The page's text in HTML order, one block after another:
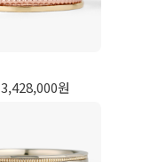
3,428,000원